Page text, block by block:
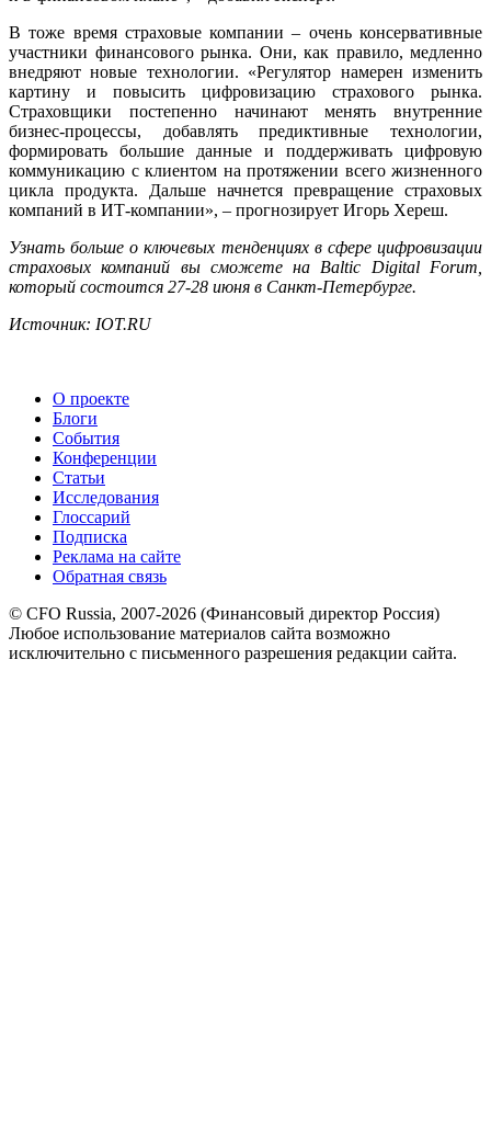
В тоже время страховые компании – очень консервативные
участники финансового рынка. Они, как правило, медленно
внедряют новые технологии. «Регулятор намерен изменить
картину и повысить цифровизацию страхового рынка.
Страховщики постепенно начинают менять внутренние
бизнес-процессы, добавлять предиктивные технологии,
формировать большие данные и поддерживать цифровую
коммуникацию с клиентом на протяжении всего жизненного
цикла продукта. Дальше начнется превращение страховых
компаний в ИТ-компании», – прогнозирует Игорь Хереш.
Узнать больше о ключевых тенденциях в сфере цифровизации
страховых компаний вы сможете на Baltic Digital Forum
который состоится 27-28 июня в Санкт-Петербурге.
Источник: IOT.RU
О проекте
Блоги
События
Конференции
Статьи
Исследования
Глоссарий
Подписка
Реклама на сайте
Обратная связь
© CFO Russia, 2007-2026 (Финансовый директор Россия)
Любое использование материалов сайта возможно
исключительно с письменного разрешения редакции сайта.